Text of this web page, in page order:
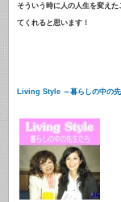
そういう時に人の人生を変え
てくれると思います！
Living Style ～暮らしの中の先